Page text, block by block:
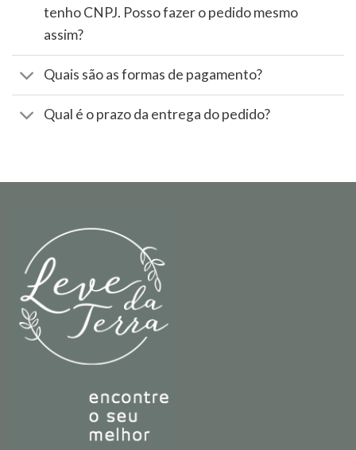
tenho CNPJ. Posso fazer o pedido mesmo
assim?
Quais são as formas de pagamento?
Qual é o prazo da entrega do pedido?